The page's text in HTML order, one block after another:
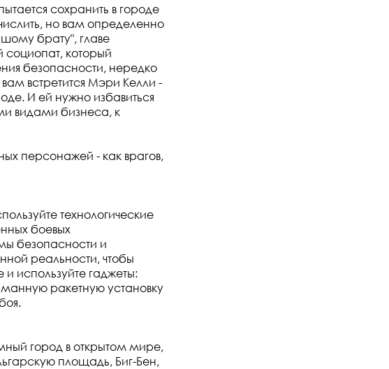
сохранить в городе
но вам определенно
брату", главе
который
безопасности, нередко
встретится Мэри Келли -
И ей нужно избавиться
видами бизнеса, к
персонажей - как врагов,
технологические
боевых
безопасности и
реальности, чтобы
и используйте гаджеты:
ракетную установку
город в открытом мире,
площадь, Биг-Бен,